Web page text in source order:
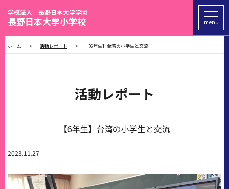
学校法人 長野日本大学学園
長野日本大学小学校 menu
ホーム 活動レポート 【6年生】台湾の小学生と交流
活動レポート
【6年生】台湾の小学生と交流
2023.11.27